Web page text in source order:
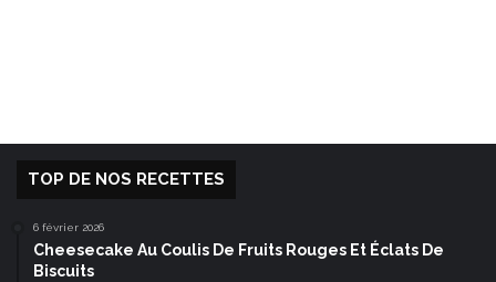
TOP DE NOS RECETTES
6 février 2026
Cheesecake Au Coulis De Fruits Rouges Et Éclats De
Biscuits